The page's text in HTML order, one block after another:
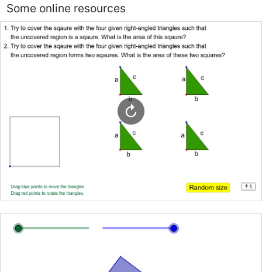
Some online resources